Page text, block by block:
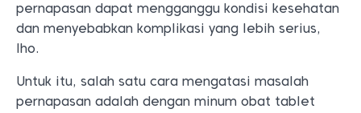
pernapasan dapat mengganggu kondisi kesehatan
dan menyebabkan komplikasi yang lebih serius,
lho.
Untuk itu, salah satu cara mengatasi masalah
pernapasan adalah dengan minum obat tablet